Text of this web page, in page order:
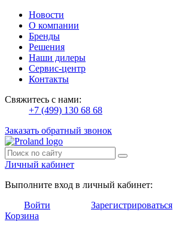
Новости
О компании
Бренды
Решения
Наши дилеры
Сервис-центр
Контакты
Свяжитесь с нами:
+7 (499) 130 68 68
Заказать обратный звонок
Личный кабинет
Выполните вход в личный кабинет:
Войти
Зарегистрироваться
Корзина